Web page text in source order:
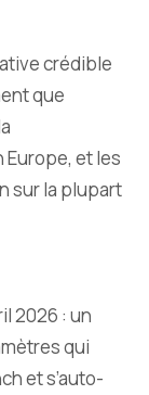
crédible
que
et les
sur la plupart
2026 : un
qui
et s’auto-